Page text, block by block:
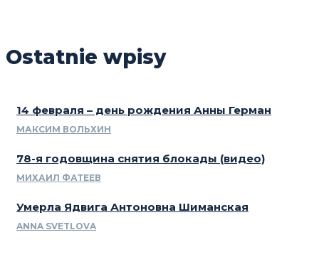
Ostatnie wpisy
14 февраля – день рождения Анны Герман
МАКСИМ ВОЛЬХИН
78-я годовщина снятия блокады (видео)
МИХАИЛ ФАТЕЕВ
Умерла Ядвига Антоновна Шиманская
ANNA SVETLOVA